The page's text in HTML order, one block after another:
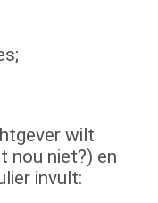
wilt
nou niet?) en
invult: